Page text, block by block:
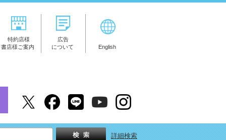
特約店様
書店様ご案内
広告
について
English
詳細検索